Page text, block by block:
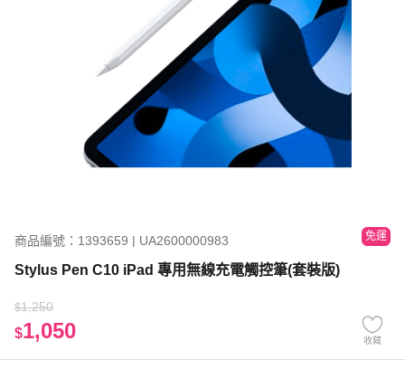
商品編號：1393659 | UA2600000983 免運
Stylus Pen C10 iPad 專用無線充電觸控筆(套裝版)
$1,250
$1,050 收藏